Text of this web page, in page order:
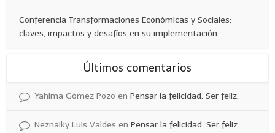
Conferencia Transformaciones Económicas y Sociales:
claves, impactos y desafíos en su implementación
Últimos comentarios
Yahima Gómez Pozo enPensar la felicidad. Ser feliz.
Neznaiky Luis Valdes enPensar la felicidad. Ser feliz.